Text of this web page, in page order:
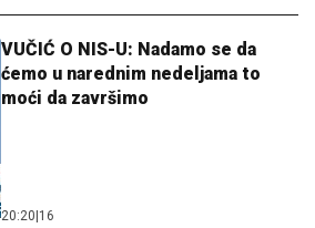
VUČIĆ O NIS-U: Nadamo se da
ćemo u narednim nedeljama to
moći da završimo
20:20 16